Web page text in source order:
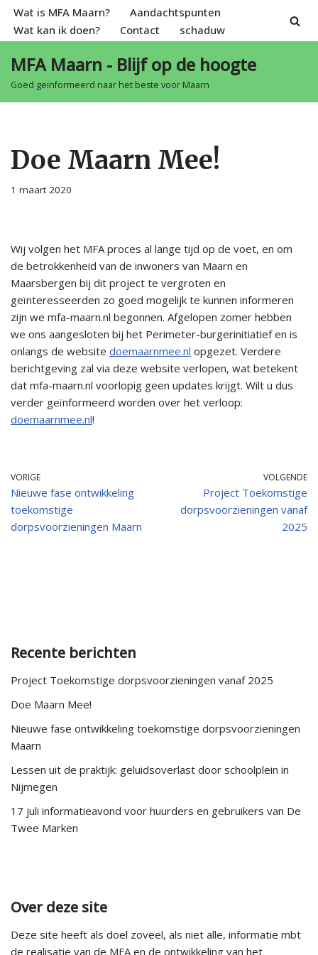
Spring
naar
de
inhoud
Wat is MFA Maarn?
Aandachtspunten
Wat kan ik doen?
Contact schaduw
MFA Maarn - Blijf op de hoogte
Goed geïnformeerd naar het beste voor Maarn
Doe Maarn Mee!
1 maart 2020
Wij volgen het MFA proces al lange tijd op de voet, en om
de betrokkenheid van de inwoners van Maarn en
Maarsbergen bij dit project te vergroten en
geïnteresseerden zo goed mogelijk te kunnen informeren
zijn we mfa-maarn.nl begonnen. Afgelopen zomer hebben
we ons aangesloten bij het Perimeter-burgerinitiatief en is
onlangs de website doemaarnmee.nl opgezet. Verdere
berichtgeving zal via deze website verlopen, wat betekent
dat mfa-maarn.nl voorlopig geen updates krijgt. Wilt u dus
verder geïnformeerd worden over het verloop:
doemaarnmee.nl!
VORIGE
Nieuwe fase ontwikkeling
toekomstige
dorpsvoorzieningen Maarn
VOLGENDE
Project Toekomstige
dorpsvoorzieningen vanaf
2025
Recente berichten
Project Toekomstige dorpsvoorzieningen vanaf 2025
Doe Maarn Mee!
Nieuwe fase ontwikkeling toekomstige dorpsvoorzieningen
Maarn
Lessen uit de praktijk: geluidsoverlast door schoolplein in
Nijmegen
17 juli informatieavond voor huurders en gebruikers van De
Twee Marken
Over deze site
Deze site heeft als doel zoveel, als niet alle, informatie mbt
de realisatie van de MFA en de ontwikkeling van het